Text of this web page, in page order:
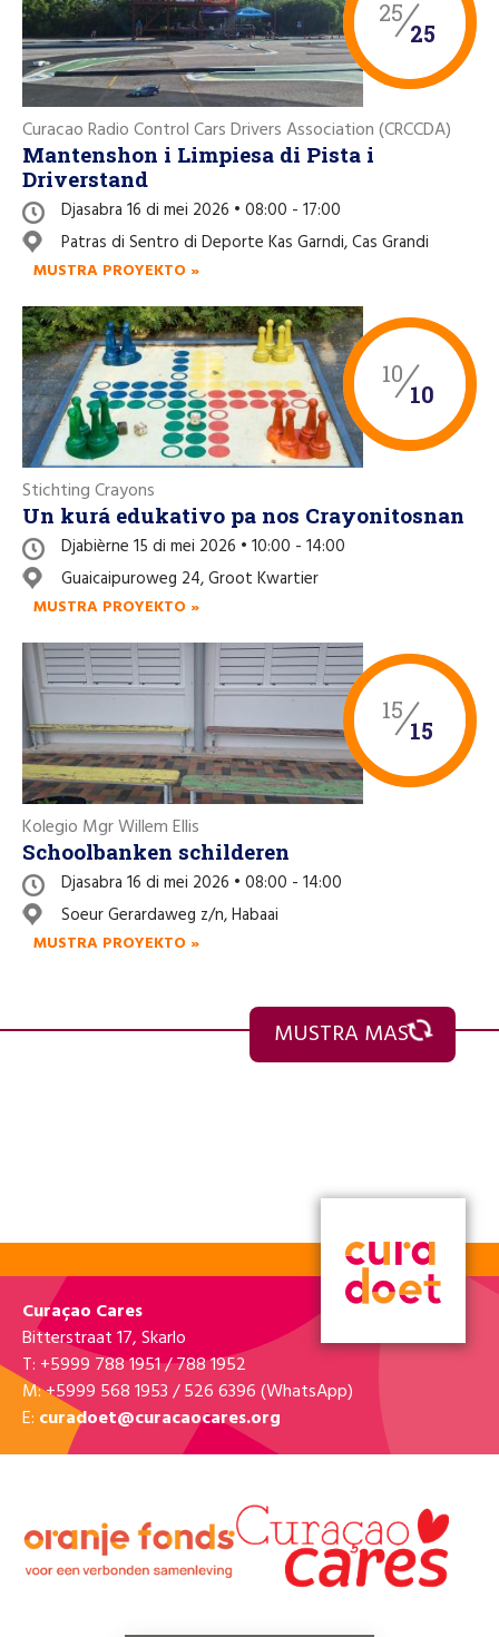
25
25
Curacao Radio Control Cars Drivers Association (CRCCDA)
Mantenshon i Limpiesa di Pista i
Driverstand
Djasabra 16 di mei 2026 • 08:00 - 17:00
Patras di Sentro di Deporte Kas Garndi, Cas Grandi
MUSTRA PROYEKTO »
10
10
Stichting Crayons
Un kurá edukativo pa nos Crayonitosnan
Djabièrne 15 di mei 2026 • 10:00 - 14:00
Guaicaipuroweg 24, Groot Kwartier
MUSTRA PROYEKTO »
15
15
Kolegio Mgr Willem Ellis
Schoolbanken schilderen
Djasabra 16 di mei 2026 • 08:00 - 14:00
Soeur Gerardaweg z/n, Habaai
MUSTRA PROYEKTO »
MUSTRA MAS
Curaçao Cares
Bitterstraat 17, Skarlo
T: +5999 788 1951 / 788 1952
M: +5999 568 1953 / 526 6396 (WhatsApp)
E: curadoet@curacaocares.org